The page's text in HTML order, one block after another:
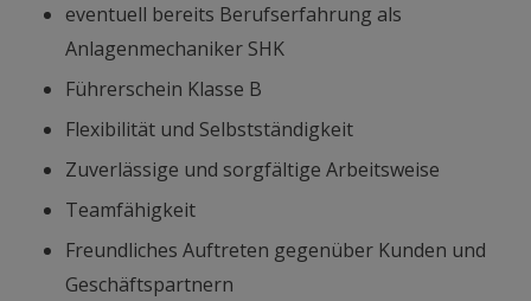
eventuell bereits Berufserfahrung als
Anlagenmechaniker SHK
Führerschein Klasse B
Flexibilität und Selbstständigkeit
Zuverlässige und sorgfältige Arbeitsweise
Teamfähigkeit
Freundliches Auftreten gegenüber Kunden und
Geschäftspartnern